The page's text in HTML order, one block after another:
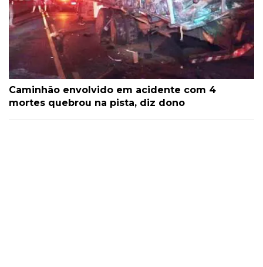
Caminhão envolvido em acidente com 4
mortes quebrou na pista, diz dono